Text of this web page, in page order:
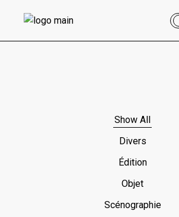
Show All
Divers
Édition
Objet
Scénographie